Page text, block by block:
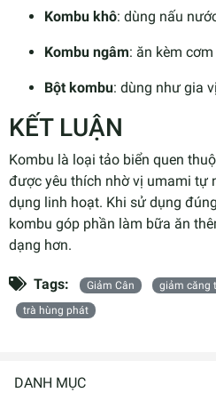
DANH MỤC
Kombu khô: dùng nấu
Kombu ngâm: ăn kèm
Bột kombu: dùng như gia
KẾT LUẬN
Kombu là loại tảo biển quen
được yêu thích nhờ vị umami tự
dụng linh hoạt. Khi sử dụng
kombu góp phần làm bữa ăn
dạng hơn.
Tags: Giảm Cân giảm căng
trà hùng phát